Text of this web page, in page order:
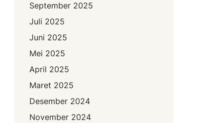
September 2025
Juli 2025
Juni 2025
Mei 2025
April 2025
Maret 2025
Desember 2024
November 2024